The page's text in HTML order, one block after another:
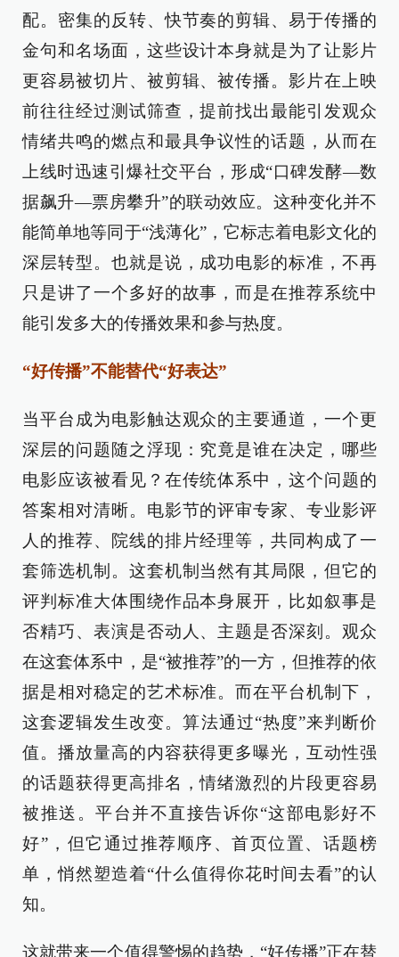
配。密集的反转、快节奏的剪辑、易于传播的
金句和名场面，这些设计本身就是为了让影片
更容易被切片、被剪辑、被传播。影片在上映
前往往经过测试筛查，提前找出最能引发观众
情绪共鸣的燃点和最具争议性的话题，从而在
上线时迅速引爆社交平台，形成“口碑发酵—数
据飙升—票房攀升”的联动效应。这种变化并不
能简单地等同于“浅薄化”，它标志着电影文化的
深层转型。也就是说，成功电影的标准，不再
只是讲了一个多好的故事，而是在推荐系统中
能引发多大的传播效果和参与热度。
“好传播”不能替代“好表达”
当平台成为电影触达观众的主要通道，一个更
深层的问题随之浮现：究竟是谁在决定，哪些
电影应该被看见？在传统体系中，这个问题的
答案相对清晰。电影节的评审专家、专业影评
人的推荐、院线的排片经理等，共同构成了一
套筛选机制。这套机制当然有其局限，但它的
评判标准大体围绕作品本身展开，比如叙事是
否精巧、表演是否动人、主题是否深刻。观众
在这套体系中，是“被推荐”的一方，但推荐的依
据是相对稳定的艺术标准。而在平台机制下，
这套逻辑发生改变。算法通过“热度”来判断价
值。播放量高的内容获得更多曝光，互动性强
的话题获得更高排名，情绪激烈的片段更容易
被推送。平台并不直接告诉你“这部电影好不
好”，但它通过推荐顺序、首页位置、话题榜
单，悄然塑造着“什么值得你花时间去看”的认
知。
这就带来一个值得警惕的趋势，“好传播”正在替